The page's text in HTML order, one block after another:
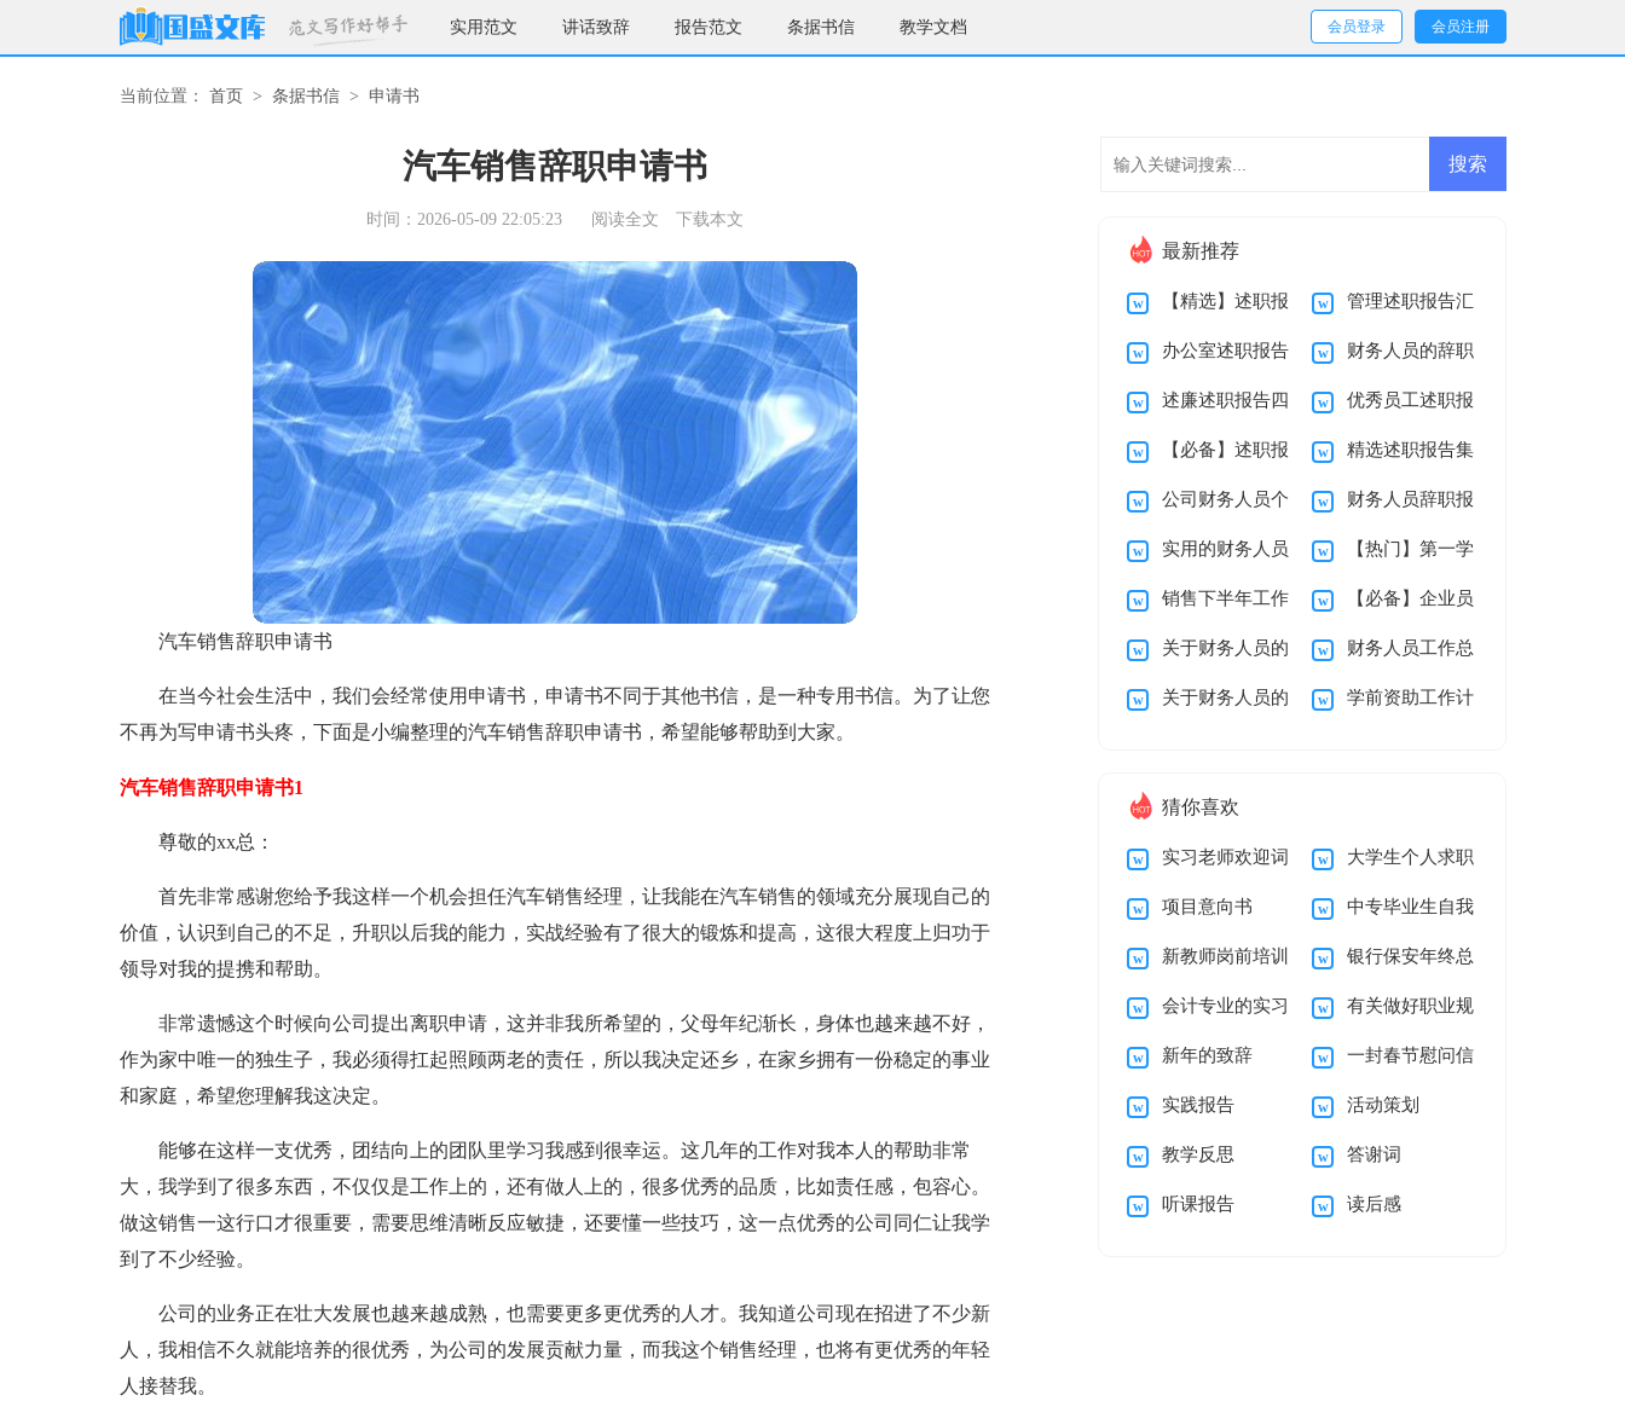
实用范文 讲话致辞 报告范文 条据书信 教学文档 会员登录 会员注册
当前位置： 首页 > 条据书信 > 申请书
汽车销售辞职申请书
时间：2026-05-09 22:05:23 阅读全文 下载本文
汽车销售辞职申请书
在当今社会生活中，我们会经常使用申请书，申请书不同于其他书信，是一种专用书信。为了让您
不再为写申请书头疼，下面是小编整理的汽车销售辞职申请书，希望能够帮助到大家。
汽车销售辞职申请书1
尊敬的xx总：
首先非常感谢您给予我这样一个机会担任汽车销售经理，让我能在汽车销售的领域充分展现自己的
价值，认识到自己的不足，升职以后我的能力，实战经验有了很大的锻炼和提高，这很大程度上归功于
领导对我的提携和帮助。
非常遗憾这个时候向公司提出离职申请，这并非我所希望的，父母年纪渐长，身体也越来越不好，
作为家中唯一的独生子，我必须得扛起照顾两老的责任，所以我决定还乡，在家乡拥有一份稳定的事业
和家庭，希望您理解我这决定。
能够在这样一支优秀，团结向上的团队里学习我感到很幸运。这几年的工作对我本人的帮助非常
大，我学到了很多东西，不仅仅是工作上的，还有做人上的，很多优秀的品质，比如责任感，包容心。
做这销售一这行口才很重要，需要思维清晰反应敏捷，还要懂一些技巧，这一点优秀的公司同仁让我学
到了不少经验。
公司的业务正在壮大发展也越来越成熟，也需要更多更优秀的人才。我知道公司现在招进了不少新
人，我相信不久就能培养的很优秀，为公司的发展贡献力量，而我这个销售经理，也将有更优秀的年轻
人接替我。
最新推荐
【精选】述职报
告范文汇编10篇
管理述职报告汇
总八篇
办公室述职报告
合集9篇
财务人员的辞职
信
述廉述职报告四
篇
优秀员工述职报
告合集六篇
【必备】述职报
告范文集锦10篇
精选述职报告集
锦六篇
公司财务人员个
人年度总结
财务人员辞职报
告15篇
实用的财务人员
的辞职报告四篇
【热门】第一学
期教学总结汇编九篇
销售下半年工作
计划15篇
【必备】企业员
工工作计划3篇
关于财务人员的
辞职报告集合5篇
财务人员工作总
结15篇
关于财务人员的 学前资助工作计
猜你喜欢
实习老师欢迎词 大学生个人求职
简历自我介绍
项目意向书 中专毕业生自我
鉴定
新教师岗前培训
心得体会15篇
银行保安年终总
结
会计专业的实习
报告汇总6篇
有关做好职业规
划范文汇编5篇
新年的致辞 一封春节慰问信
15篇
实践报告 活动策划
教学反思 答谢词
听课报告 读后感